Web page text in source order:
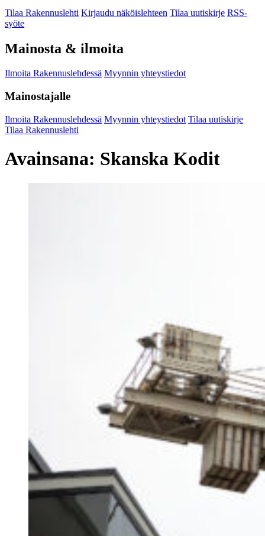
Tilaa Rakennuslehti Kirjaudu näköislehteen Tilaa uutiskirje RSS-
syöte
Mainosta & ilmoita
Ilmoita Rakennuslehdessä Myynnin yhteystiedot
Mainostajalle
Ilmoita Rakennuslehdessä Myynnin yhteystiedot Tilaa uutiskirje
Tilaa Rakennuslehti
Avainsana: Skanska Kodit